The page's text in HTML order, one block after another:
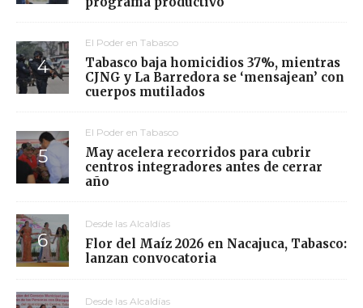
El Poder en Tabasco
Tabasco baja homicidios 37%, mientras
CJNG y La Barredora se ‘mensajean’ con
cuerpos mutilados
El Poder en Tabasco
May acelera recorridos para cubrir
centros integradores antes de cerrar
año
Desde las Alcaldías
Flor del Maíz 2026 en Nacajuca, Tabasco:
lanzan convocatoria
Desde las Alcaldías